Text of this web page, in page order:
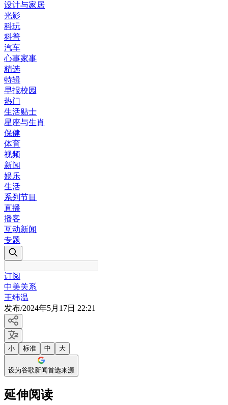
设计与家居
光影
科玩
科普
汽车
心事家事
精选
特辑
早报校园
热门
生活贴士
星座与生肖
保健
体育
视频
新闻
娱乐
生活
系列节目
直播
播客
互动新闻
专题
订阅
中美关系
王纬温
发布/2024年5月17日 22:21
小 标准 中 大
设为谷歌新闻首选来源
延伸阅读